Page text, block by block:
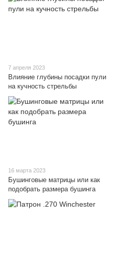
7 апреля 2023
Влияние глубины посадки пули
на кучность стрельбы
16 марта 2023
Бушинговые матрицы или как
подобрать размера бушинга